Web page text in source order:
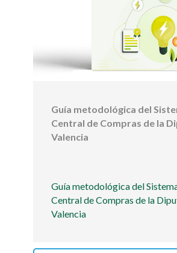
Guía metodológica del
Central de Compras de la
Valencia
Guía metodológica del
Central de Compras de la
Valencia